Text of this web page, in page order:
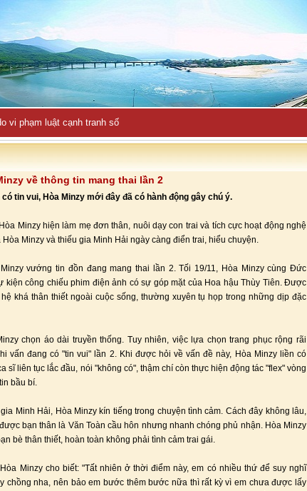
vi phạm luật cạnh tranh số
về thông tin mang thai lần 2
tin vui, Hòa Minzy mới đây đã có hành động gây chú ý.
Minzy hiện làm mẹ đơn thân, nuôi dạy con trai và tích cực hoạt động nghệ
Hòa Minzy và thiếu gia Minh Hải ngày càng điển trai, hiểu chuyện.
vướng tin đồn đang mang thai lần 2. Tối 19/11, Hòa Minzy cùng Đức
kiện công chiếu phim điện ảnh có sự góp mặt của Hoa hậu Thùy Tiên. Được
khá thân thiết ngoài cuộc sống, thường xuyên tụ họp trong những dịp đặc
chọn áo dài truyền thống. Tuy nhiên, việc lựa chọn trang phục rộng rãi
vấn đang có "tin vui" lần 2. Khi được hỏi về vấn đề này, Hòa Minzy liền có
sĩ liên tục lắc đầu, nói "không có", thậm chí còn thực hiện động tác "flex" vòng
bầu bí.
Minh Hải, Hòa Minzy kín tiếng trong chuyện tình cảm. Cách đây không lâu,
bạn thân là Văn Toàn cầu hôn nhưng nhanh chóng phủ nhận. Hòa Minzy
bè thân thiết, hoàn toàn không phải tình cảm trai gái.
Minzy cho biết: "Tất nhiên ở thời điểm này, em có nhiều thứ để suy nghĩ
chồng nha, nên bảo em bước thêm bước nữa thì rất kỳ vì em chưa được lấy